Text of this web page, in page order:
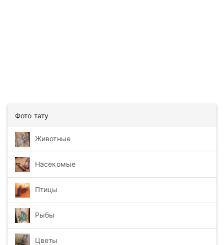
Фото тату
Животные
Насекомые
Птицы
Рыбы
Цветы